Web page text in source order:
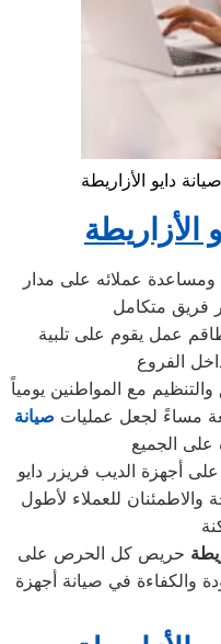
صيانة دايو الأزاريطة
الأزاريطة
عملائه على مدار
فريق متكامل
عمل يقوم على تلبية
مع المواطنين يومياً
مساءً لجعل عمليات صيانة
أجهزة الديب فريزر دايو
والاطمئنان للعملاء لأطول
حريص كل الحرص على
والكفاءة في صيانة أجهزة